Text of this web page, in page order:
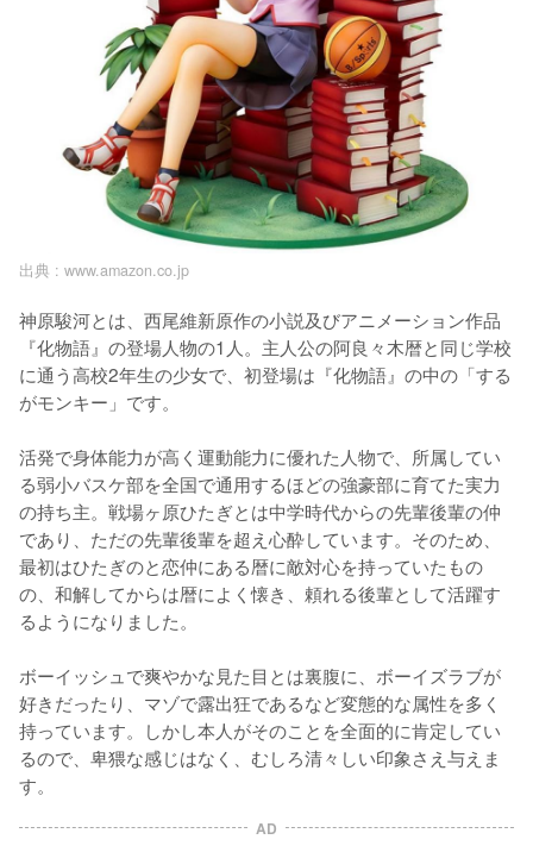
出典 : www.amazon.co.jp
神原駿河とは、西尾維新原作の小説及びアニメーション作品
『化物語』の登場人物の1人。主人公の阿良々木暦と同じ学校
に通う高校2年生の少女で、初登場は『化物語』の中の「する
がモンキー」です。
活発で身体能力が高く運動能力に優れた人物で、所属してい
る弱小バスケ部を全国で通用するほどの強豪部に育てた実力
の持ち主。戦場ヶ原ひたぎとは中学時代からの先輩後輩の仲
であり、ただの先輩後輩を超え心酔しています。そのため、
最初はひたぎのと恋仲にある暦に敵対心を持っていたもの
の、和解してからは暦によく懐き、頼れる後輩として活躍す
るようになりました。
ボーイッシュで爽やかな見た目とは裏腹に、ボーイズラブが
好きだったり、マゾで露出狂であるなど変態的な属性を多く
持っています。しかし本人がそのことを全面的に肯定してい
るので、卑猥な感じはなく、むしろ清々しい印象さえ与えま
す。
AD